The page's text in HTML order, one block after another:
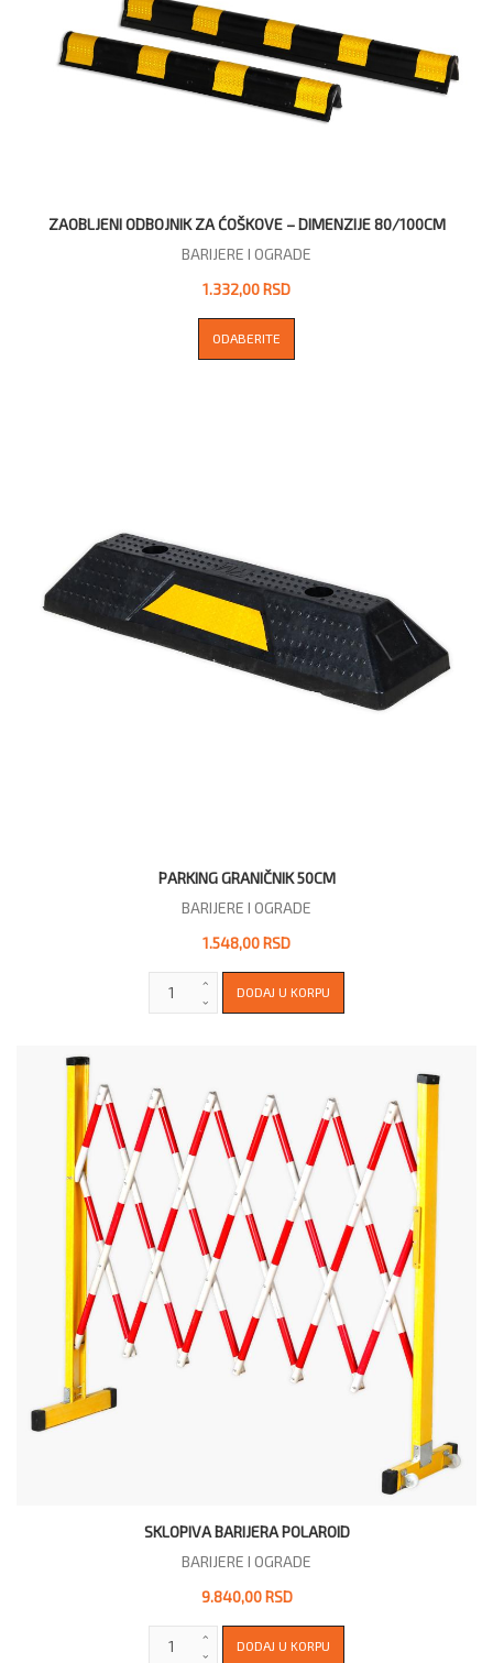
ZAOBLJENI ODBOJNIK ZA ĆOŠKOVE – DIMENZIJE 80/100CM
BARIJERE I OGRADE
1.332,00 RSD
ODABERITE
PARKING GRANIČNIK 50CM
BARIJERE I OGRADE
1.548,00 RSD
SKLOPIVA BARIJERA POLAROID
BARIJERE I OGRADE
9.840,00 RSD